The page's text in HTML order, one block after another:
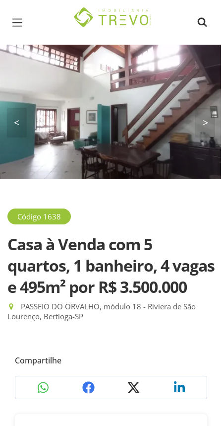
Página inicial
< >
Código 1638
Casa à Venda com 5
quartos, 1 banheiro, 4 vagas
e 495m² por R$ 3.500.000
PASSEIO DO ORVALHO, módulo 18 - Riviera de São
Lourenço, Bertioga-SP
Compartilhe